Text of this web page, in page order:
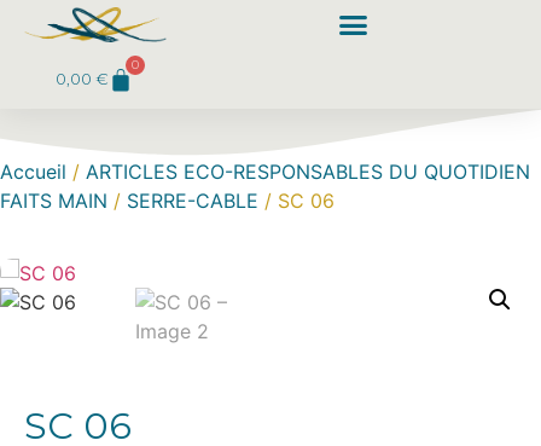
0,00€
0
Accueil / ARTICLES ECO-RESPONSABLES DU QUOTIDIEN
FAITS MAIN / SERRE-CABLE / SC 06
SC 06